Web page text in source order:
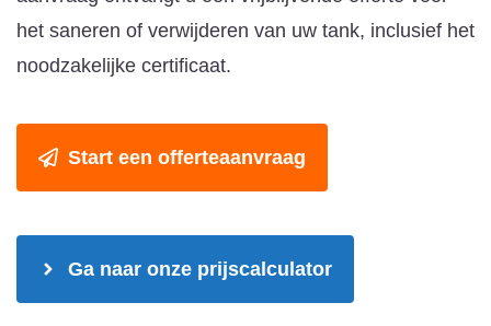
het saneren of verwijderen van uw tank, inclusief het
noodzakelijke certificaat.
Start een offerteaanvraag
Ga naar onze prijscalculator